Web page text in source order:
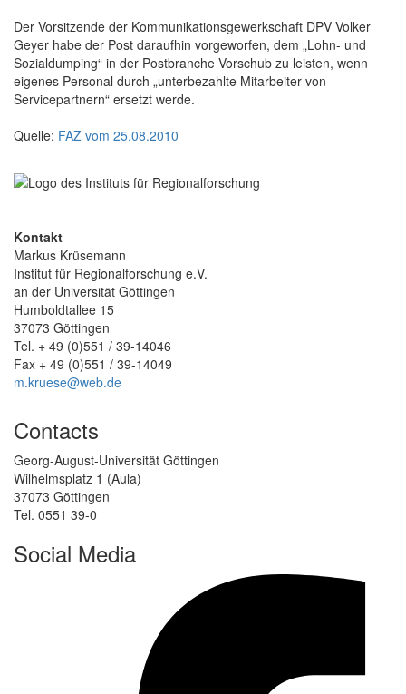
Der Vorsitzende der Kommunikationsgewerkschaft DPV Volker
Geyer habe der Post daraufhin vorgeworfen, dem „Lohn- und
Sozialdumping“ in der Postbranche Vorschub zu leisten, wenn
eigenes Personal durch „unterbezahlte Mitarbeiter von
Servicepartnern“ ersetzt werde.
Quelle: FAZ vom 25.08.2010
Kontakt
Markus Krüsemann
Institut für Regionalforschung e.V.
an der Universität Göttingen
Humboldtallee 15
37073 Göttingen
Tel. + 49 (0)551 / 39-14046
Fax + 49 (0)551 / 39-14049
m.kruese@web.de
Contacts
Georg-August-Universität Göttingen
Wilhelmsplatz 1 (Aula)
37073 Göttingen
Tel. 0551 39-0
Social Media